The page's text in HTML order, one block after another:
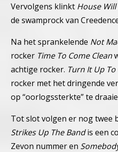
Vervolgens klinkt House
de swamprock van
Na het sprankelende Not
rocker Time To Come Clean
achtige rocker. Turn It Up To
rocker met het dringende
op “oorlogssterkte” te
Tot slot volgen er nog twee
Strikes Up The Bandis een
Zevon nummer en